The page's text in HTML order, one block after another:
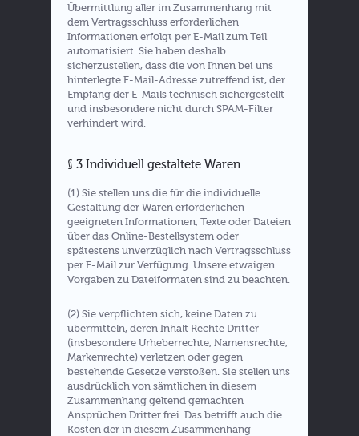
Übermittlung aller im Zusammenhang mit
dem Vertragsschluss erforderlichen
Informationen erfolgt per E-Mail zum Teil
automatisiert. Sie haben deshalb
sicherzustellen, dass die von Ihnen bei uns
hinterlegte E-Mail-Adresse zutreffend ist, der
Empfang der E-Mails technisch sichergestellt
und insbesondere nicht durch SPAM-Filter
verhindert wird.
§ 3 Individuell gestaltete Waren
(1) Sie stellen uns die für die individuelle
Gestaltung der Waren erforderlichen
geeigneten Informationen, Texte oder Dateien
über das Online-Bestellsystem oder
spätestens unverzüglich nach Vertragsschluss
per E-Mail zur Verfügung. Unsere etwaigen
Vorgaben zu Dateiformaten sind zu beachten.
(2) Sie verpflichten sich, keine Daten zu
übermitteln, deren Inhalt Rechte Dritter
(insbesondere Urheberrechte, Namensrechte,
Markenrechte) verletzen oder gegen
bestehende Gesetze verstoßen. Sie stellen uns
ausdrücklich von sämtlichen in diesem
Zusammenhang geltend gemachten
Ansprüchen Dritter frei. Das betrifft auch die
Kosten der in diesem Zusammenhang